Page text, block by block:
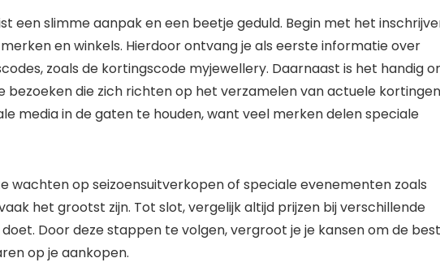
een slimme aanpak en een beetje geduld. Begin met het
en winkels. Hierdoor ontvang je als eerste informatie over
zoals de kortingscode myjewellery. Daarnaast is het handig
die zich richten op het verzamelen van actuele kortingen
media in de gaten te houden, want veel merken delen speciale
wachten op seizoensuitverkopen of speciale evenementen zoals
het grootst zijn. Tot slot, vergelijk altijd prijzen bij verschillende
Door deze stappen te volgen, vergroot je je kansen om de
op je aankopen.